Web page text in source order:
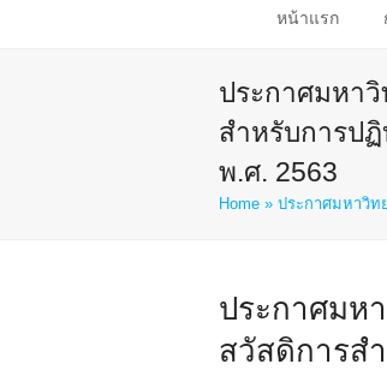
หน้าแรก
ประกาศมหา
สำหรับการป
พ.ศ. 2563
Home » ประกาศมหาวิท
ประกาศมห
สวัสดิการส